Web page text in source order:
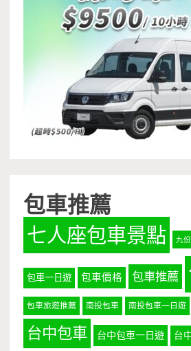
包車推薦
七人座包車景點 九
包車一日遊 包車價格 包車推薦
包車旅遊推薦 南投包車 南投包車一日遊
台中包車 台中包車一日遊 台